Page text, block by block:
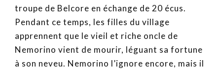
troupe de Belcore en échange de 20 écus.
Pendant ce temps, les filles du village
apprennent que le vieil et riche oncle de
Nemorino vient de mourir, léguant sa fortune
à son neveu. Nemorino l’ignore encore, mais il